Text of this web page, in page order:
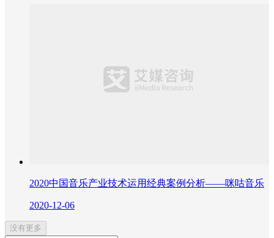
2020中国音乐产业技术运用经典案例分析——咪咕音乐
2020-12-06
没有更多